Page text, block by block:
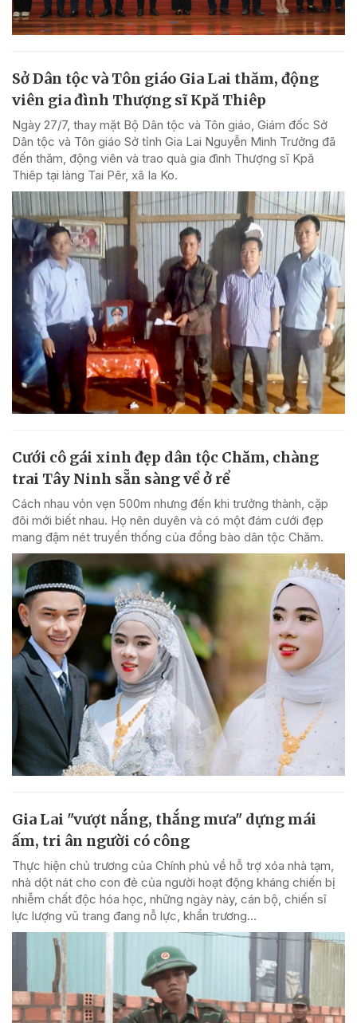
Sở Dân tộc và Tôn giáo Gia Lai thăm, động
viên gia đình Thượng sĩ Kpă Thiêp
Ngày 27/7, thay mặt Bộ Dân tộc và Tôn giáo, Giám đốc Sở
Dân tộc và Tôn giáo Sở tỉnh Gia Lai Nguyễn Minh Trưởng đã
đến thăm, động viên và trao quà gia đình Thượng sĩ Kpă
Thiêp tại làng Tai Pêr, xã Ia Ko.
Cưới cô gái xinh đẹp dân tộc Chăm, chàng
trai Tây Ninh sẵn sàng về ở rể
Cách nhau vỏn vẹn 500m nhưng đến khi trưởng thành, cặp
đôi mới biết nhau. Họ nên duyên và có một đám cưới đẹp
mang đậm nét truyền thống của đồng bào dân tộc Chăm.
Gia Lai "vượt nắng, thắng mưa" dựng mái
ấm, tri ân người có công
Thực hiện chủ trương của Chính phủ về hỗ trợ xóa nhà tạm,
nhà dột nát cho con đẻ của người hoạt động kháng chiến bị
nhiễm chất độc hóa học, những ngày này, cán bộ, chiến sĩ
lực lượng vũ trang đang nỗ lực, khẩn trương...